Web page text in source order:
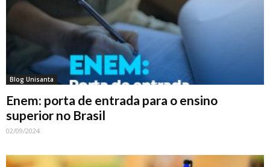
Blog Unisanta
Enem: porta de entrada para o ensino
superior no Brasil
02/09/2024